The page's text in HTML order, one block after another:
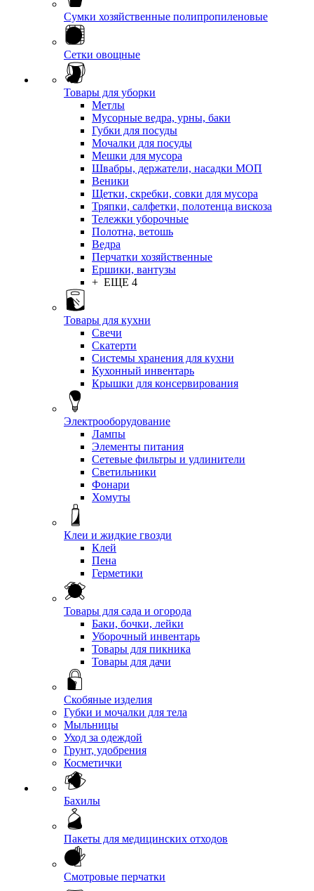
Сумки хозяйственные полипропиленовые
Сетки овощные
Товары для уборки
Метлы
Мусорные ведра, урны, баки
Губки для посуды
Мочалки для посуды
Мешки для мусора
Швабры, держатели, насадки МОП
Веники
Щетки, скребки, совки для мусора
Тряпки, салфетки, полотенца вискоза
Тележки уборочные
Полотна, ветошь
Ведра
Перчатки хозяйственные
Ершики, вантузы
+ ЕЩЕ 4
Товары для кухни
Свечи
Скатерти
Системы хранения для кухни
Кухонный инвентарь
Крышки для консервирования
Электрооборудование
Лампы
Элементы питания
Сетевые фильтры и удлинители
Светильники
Фонари
Хомуты
Клеи и жидкие гвозди
Клей
Пена
Герметики
Товары для сада и огорода
Баки, бочки, лейки
Уборочный инвентарь
Товары для пикника
Товары для дачи
Скобяные изделия
Губки и мочалки для тела
Мыльницы
Уход за одеждой
Грунт, удобрения
Косметички
Бахилы
Пакеты для медицинских отходов
Смотровые перчатки